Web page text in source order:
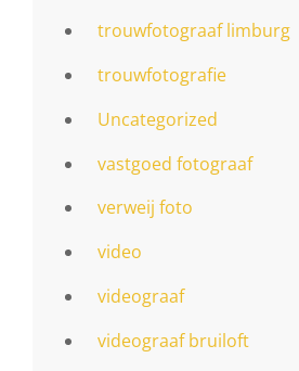
trouwfotograaf limburg
trouwfotografie
Uncategorized
vastgoed fotograaf
verweij foto
video
videograaf
videograaf bruiloft